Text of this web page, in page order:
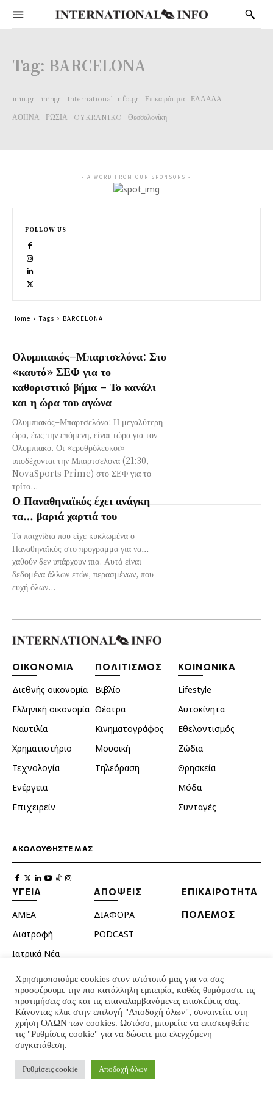
Tag: BARCELONA
inin.gr iningr International Info.gr Επικαιρότητα
ΕΛΛΑΔΑ
ΑΘΗΝΑ
ΡΩΣΙΑ OYKRANIKO Θεσσαλονίκη
Ολυμπιακός–Μπαρτσελόνα: Στο
«καυτό» ΣΕΦ για το
καθοριστικό βήμα – Το κανάλι
και η ώρα του αγώνα
Ολυμπιακός–Μπαρτσελόνα: Η μεγαλύτερη
ώρα, έως την επόμενη, είναι τώρα για τον
Ολυμπιακό. Οι «ερυθρόλευκοι»
υποδέχονται την Μπαρτσελόνα (21:30,
NovaSports Prime) στο ΣΕΦ για το
τρίτο...
Ο Παναθηναϊκός έχει ανάγκη
τα… βαριά χαρτιά του
Τα παιχνίδια που είχε κυκλωμένα ο
Παναθηναϊκός στο πρόγραμμα για να…
χαθούν δεν υπάρχουν πια. Αυτά είναι
δεδομένα άλλων ετών, περασμένων, που
ευχή όλων...
- A WORD FROM OUR SPONSORS -
FOLLOW US
Home Tags BARCELONA
ΟΙΚΟΝΟΜΙΑ
Διεθνής οικονομία
Ελληνική οικονομία
Ναυτιλία
Χρηματιστήριο
Τεχνολογία
Ενέργεια
Επιχειρείν
ΠΟΛΙΤΙΣΜΟΣ
Βιβλίο
Θέατρα
Κινηματογράφος
Μουσική
Τηλεόραση
ΚΟΙΝΩΝΙΚΑ
Lifestyle
Αυτοκίνητα
Εθελοντισμός
Ζώδια
Θρησκεία
Μόδα
Συνταγές
ΑΚΟΛΟΥΘΗΣΤΕ ΜΑΣ
ΥΓΕΙΑ
ΑΜΕΑ
Διατροφή
Ιατρικά Νέα
Κατοικίδια
Ομορφιά
Σεξουαλική ζωή
Ψυχολογία
ΑΠΟΨΕΙΣ
ΔΙΑΦΟΡΑ
PODCAST
ΕΠΙΚΑΙΡΟΤΗΤΑ
ΠΟΛΕΜΟΣ
© INTERNATIONAL INFO 2024 - ALL RIGHTS RESERVED
Χρησιμοποιούμε cookies στον ιστότοπό μας για να σας
προσφέρουμε την πιο κατάλληλη εμπειρία, καθώς θυμόμαστε τις
προτιμήσεις σας και τις επαναλαμβανόμενες επισκέψεις σας.
Κάνοντας κλικ στην επιλογή "Αποδοχή όλων", συναινείτε στη
χρήση ΟΛΩΝ των cookies. Ωστόσο, μπορείτε να επισκεφθείτε
τις "Ρυθμίσεις cookie" για να δώσετε μια ελεγχόμενη
συγκατάθεση.
Ρυθμίσεις cookie Αποδοχή όλων